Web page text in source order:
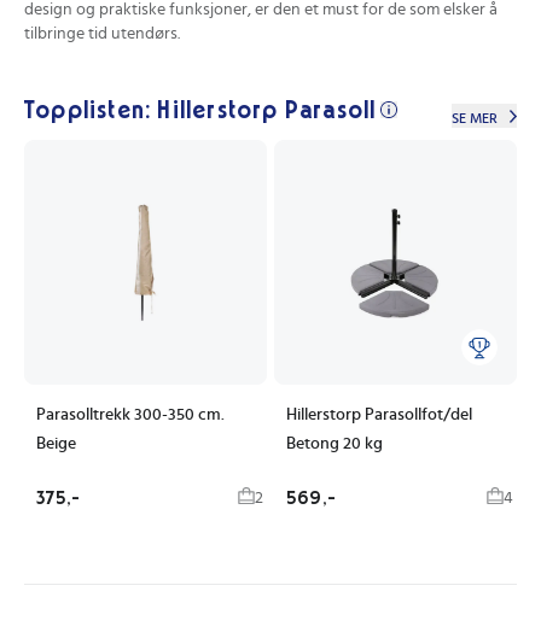
design og praktiske funksjoner, er den et must for de som elsker å
tilbringe tid utendørs.
Topplisten: Hillerstorp Parasoll SE MER
Parasolltrekk 300-350 cm.
Beige
375,- 2
Hillerstorp Parasollfot/del
Betong 20 kg
569,- 4